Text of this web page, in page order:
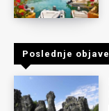
Poslednje objave